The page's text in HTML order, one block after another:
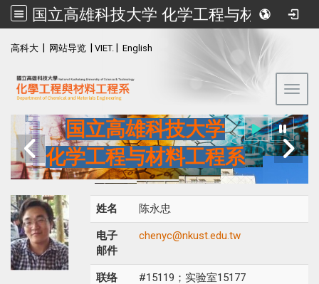
国立高雄科技大学 化学工程与材料工程系
高科大 网站导览 VIET. English
国立高雄科技大学
化学工程与材料工程系
姓名 陈永忠
电子
邮件
chenyc@nkust.edu.tw
联络
#15119；实验室15177